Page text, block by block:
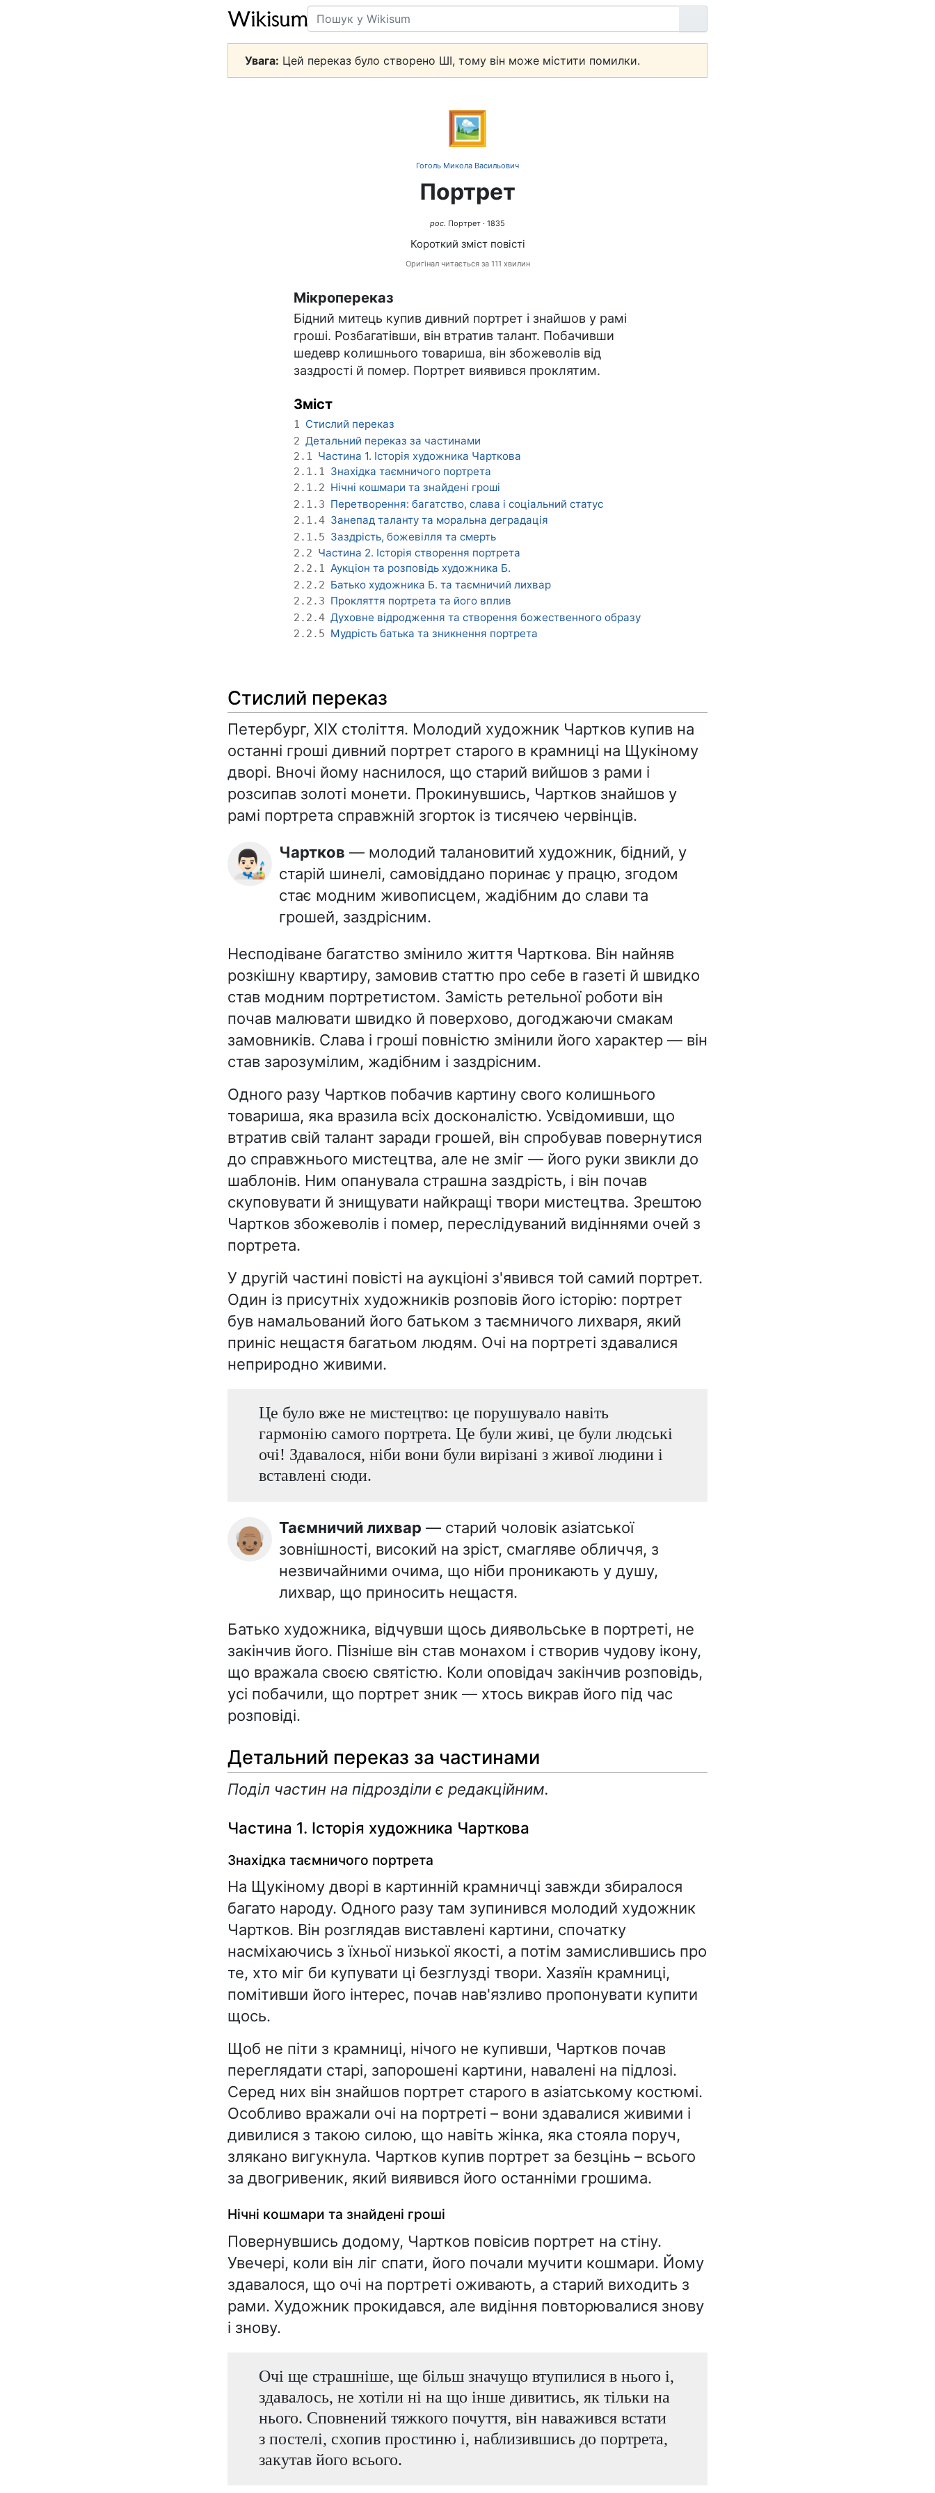
Пошук
Перейти
Увага: Цей переказ було створено ШІ, тому він може містити помилки.
🖼️
Гоголь Микола Васильович
Портрет
рос. Портрет · 1835
Короткий зміст повісті
Оригінал читається за 111 хвилин
Мікропереказ
Бідний митець купив дивний портрет і знайшов у рамі
гроші. Розбагатівши, він втратив талант. Побачивши
шедевр колишнього товариша, він збожеволів від
заздрості й помер. Портрет виявився проклятим.
Зміст
1 Стислий переказ
2 Детальний переказ за частинами
2.1 Частина 1. Історія художника Чарткова
2.1.1 Знахідка таємничого портрета
2.1.2 Нічні кошмари та знайдені гроші
2.1.3 Перетворення: багатство, слава і соціальний статус
2.1.4 Занепад таланту та моральна деградація
2.1.5 Заздрість, божевілля та смерть
2.2 Частина 2. Історія створення портрета
2.2.1 Аукціон та розповідь художника Б.
2.2.2 Батько художника Б. та таємничий лихвар
2.2.3 Прокляття портрета та його вплив
2.2.4 Духовне відродження та створення божественного образу
2.2.5 Мудрість батька та зникнення портрета
Стислий переказ
Петербург, XIX століття. Молодий художник Чартков купив на
останні гроші дивний портрет старого в крамниці на Щукіному
дворі. Вночі йому наснилося, що старий вийшов з рами і
розсипав золоті монети. Прокинувшись, Чартков знайшов у
рамі портрета справжній згорток із тисячею червінців.
👨🏻‍🎨 Чартков — молодий талановитий художник, бідний, у
старій шинелі, самовіддано поринає у працю, згодом
стає модним живописцем, жадібним до слави та
грошей, заздрісним.
Несподіване багатство змінило життя Чарткова. Він найняв
розкішну квартиру, замовив статтю про себе в газеті й швидко
став модним портретистом. Замість ретельної роботи він
почав малювати швидко й поверхово, догоджаючи смакам
замовників. Слава і гроші повністю змінили його характер — він
став зарозумілим, жадібним і заздрісним.
Одного разу Чартков побачив картину свого колишнього
товариша, яка вразила всіх досконалістю. Усвідомивши, що
втратив свій талант заради грошей, він спробував повернутися
до справжнього мистецтва, але не зміг — його руки звикли до
шаблонів. Ним опанувала страшна заздрість, і він почав
скуповувати й знищувати найкращі твори мистецтва. Зрештою
Чартков збожеволів і помер, переслідуваний видіннями очей з
портрета.
У другій частині повісті на аукціоні з'явився той самий портрет.
Один із присутніх художників розповів його історію: портрет
був намальований його батьком з таємничого лихваря, який
приніс нещастя багатьом людям. Очі на портреті здавалися
неприродно живими.
Це було вже не мистецтво: це порушувало навіть
гармонію самого портрета. Це були живі, це були людські
очі! Здавалося, ніби вони були вирізані з живої людини і
вставлені сюди.
👴🏽 Таємничий лихвар — старий чоловік азіатської
зовнішності, високий на зріст, смагляве обличчя, з
незвичайними очима, що ніби проникають у душу,
лихвар, що приносить нещастя.
Батько художника, відчувши щось диявольське в портреті, не
закінчив його. Пізніше він став монахом і створив чудову ікону,
що вражала своєю святістю. Коли оповідач закінчив розповідь,
усі побачили, що портрет зник — хтось викрав його під час
розповіді.
Детальний переказ за частинами
Поділ частин на підрозділи є редакційним.
Частина 1. Історія художника Чарткова
Знахідка таємничого портрета
На Щукіному дворі в картинній крамничці завжди збиралося
багато народу. Одного разу там зупинився молодий художник
Чартков. Він розглядав виставлені картини, спочатку
насміхаючись з їхньої низької якості, а потім замислившись про
те, хто міг би купувати ці безглузді твори. Хазяїн крамниці,
помітивши його інтерес, почав нав'язливо пропонувати купити
щось.
Щоб не піти з крамниці, нічого не купивши, Чартков почав
переглядати старі, запорошені картини, навалені на підлозі.
Серед них він знайшов портрет старого в азіатському костюмі.
Особливо вражали очі на портреті – вони здавалися живими і
дивилися з такою силою, що навіть жінка, яка стояла поруч,
злякано вигукнула. Чартков купив портрет за безцінь – всього
за двогривеник, який виявився його останніми грошима.
Нічні кошмари та знайдені гроші
Повернувшись додому, Чартков повісив портрет на стіну.
Увечері, коли він ліг спати, його почали мучити кошмари. Йому
здавалося, що очі на портреті оживають, а старий виходить з
рами. Художник прокидався, але видіння повторювалися знову
і знову.
Очі ще страшніше, ще більш значущо втупилися в нього і,
здавалось, не хотіли ні на що інше дивитись, як тільки на
нього. Сповнений тяжкого почуття, він наважився встати
з постелі, схопив простиню і, наблизившись до портрета,
закутав його всього.